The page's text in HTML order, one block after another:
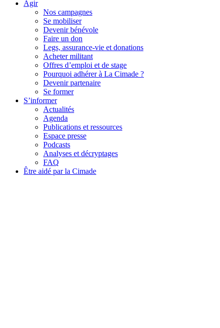
Agir
Nos campagnes
Se mobiliser
Devenir bénévole
Faire un don
Legs, assurance-vie et donations
Acheter militant
Offres d’emploi et de stage
Pourquoi adhérer à La Cimade ?
Devenir partenaire
Se former
S’informer
Actualités
Agenda
Publications et ressources
Espace presse
Podcasts
Analyses et décryptages
FAQ
Être aidé par la Cimade